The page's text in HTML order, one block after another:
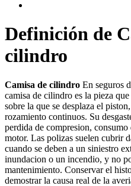
Definición de
cilindro
Camisa de cilindro En seguros
camisa de cilindro es la pieza
sobre la que se desplaza el
rozamiento continuos. Su
perdida de compresion, consumo
motor. Las polizas suelen cubrir
cuando se deben a un siniestro
inundacion o un incendio, y no
mantenimiento. Conservar el
demostrar la causa real de la